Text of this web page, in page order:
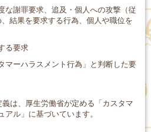
な謝罪要求、追及・個人への攻撃（従
結果を要求する行為、個人や職位を
る要求
マーハラスメント行為」と判断した要
は、厚生労働省が定める「カスタマ
ル」に基づいています。